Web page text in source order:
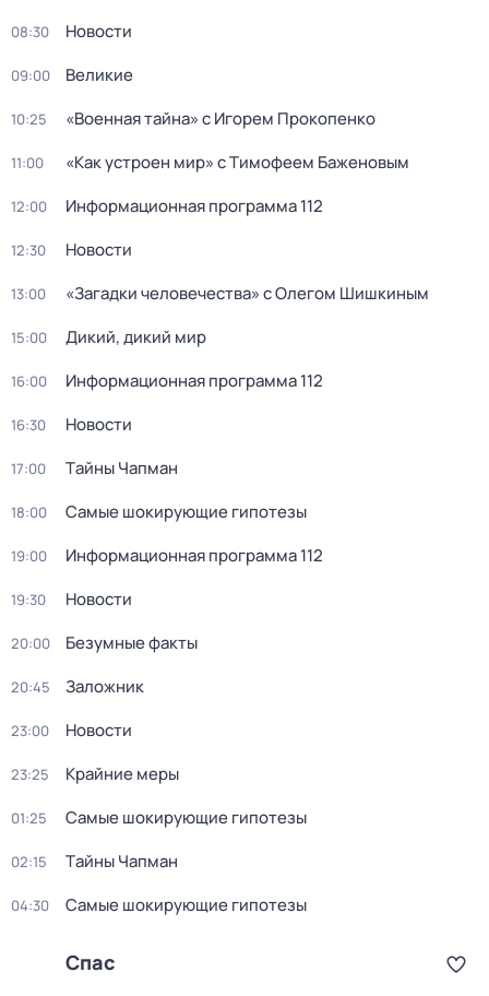
08:30 Новости
09:00 Великие
10:25 «Военная тайна» с Игорем Прокопенко
11:00 «Как устроен мир» с Тимофеем Баженовым
12:00 Информационная программа 112
12:30 Новости
13:00 «Загадки человечeства» с Олeгом Шишкиным
15:00 Дикий, дикий мир
16:00 Информационная программа 112
16:30 Новости
17:00 Тaйны Чапман
18:00 Самые шoкиpующие гипотезы
19:00 Информационная программа 112
19:30 Новости
20:00 Безумные факты
20:45 Заложник
23:00 Новости
23:25 Крайние меры
01:25 Самые шoкиpующие гипотезы
02:15 Тaйны Чапман
04:30 Самые шoкиpующие гипотезы
Спас